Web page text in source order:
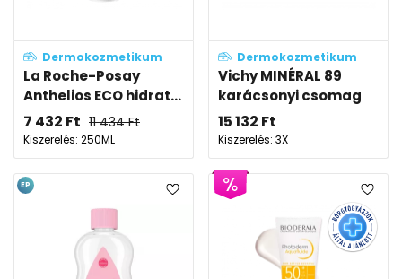
Dermokozmetikum
La Roche-Posay
Anthelios ECO hidrat...
7 432 Ft 11 434Ft
Kiszerelés: 250ML
Dermokozmetikum
Vichy MINÉRAL 89
karácsonyi csomag
15 132 Ft
Kiszerelés: 3X
EP